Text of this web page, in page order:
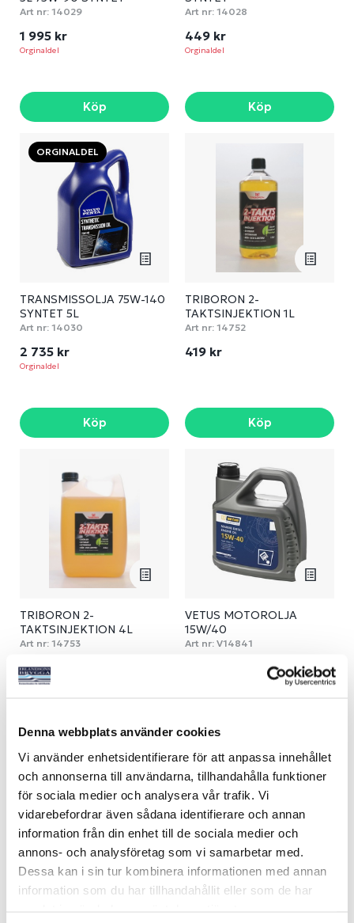
Denna webbplats använder cookies
Vi använder enhetsidentifierare för att anpassa innehållet
och annonserna till användarna, tillhandahålla funktioner
för sociala medier och analysera vår trafik. Vi
vidarebefordrar även sådana identifierare och annan
information från din enhet till de sociala medier och
annons- och analysföretag som vi samarbetar med.
Dessa kan i sin tur kombinera informationen med annan
information som du har tillhandahållit eller som de har
Art nr: 14029
1 995 kr
Orginaldel
Köp
Art nr: 14028
449 kr
Orginaldel
Köp
ORGINALDEL
TRANSMISSOLJA 75W-140
SYNTET 5L
Art nr: 14030
2 735 kr
Orginaldel
Köp
TRIBORON 2-
TAKTSINJEKTION 1L
Art nr: 14752
419 kr
Köp
TRIBORON 2-
TAKTSINJEKTION 4L
Art nr: 14753
1 425 kr
Läs mer
VETUS MOTOROLJA
15W/40
Art nr: V14841
NYHET